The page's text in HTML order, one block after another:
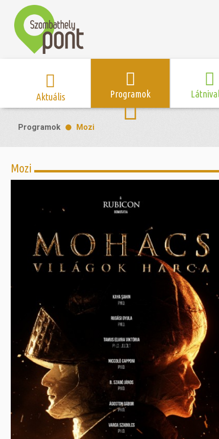
Aktuális Programok
Program naptár
Mozi
Színház/Tánc
Gyerekeknek
Sport
Kiemelt rendezvények
Tanfolyam, képzés
Tábor
Egyházi, vallási
Egyebek
Ünnepek,
megemlékezések
Megyei kitekintő
Szent
most
Fák
Víz
Összes
Hírek
Sport és
Labdarúgás
Röplabda
Programok Mozi
Mozi